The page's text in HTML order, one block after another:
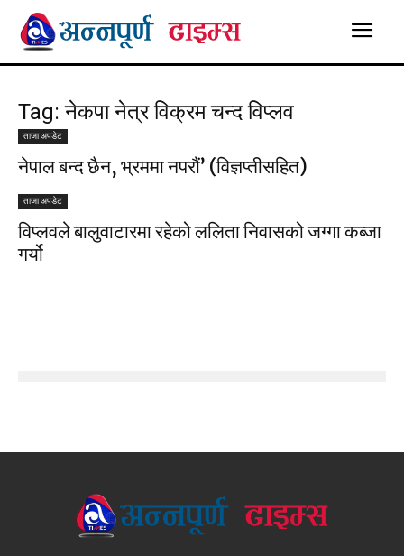
Tag: नेकपा नेत्र विक्रम चन्द विप्लव
ताजा अपडेट
नेपाल बन्द छैन, भ्रममा नपरौं’ (विज्ञप्तीसहित)
ताजा अपडेट
विप्लवले बालुवाटारमा रहेको ललिता निवासको जग्गा कब्जा
गर्यो